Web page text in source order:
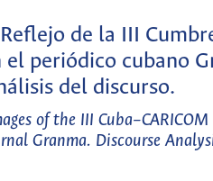
de la III
el periódico cubano
del discurso.
of the III
Granma. Discourse